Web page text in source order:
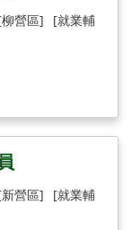
營區]
[就業輔
營區]
[就業輔